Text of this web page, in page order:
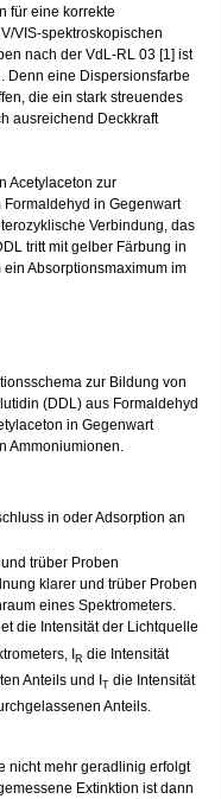
für eine korrekte
VIS-spektroskopischen
nach der VdL-RL 03 [1] ist
Denn eine Dispersionsfarbe
die ein stark streuendes
ausreichend Deckkraft
Acetylaceton zur
in Gegenwart
Verbindung, das
tritt mit gelber Färbung in
Absorptionsmaximum im
zur Bildung von
(DDL) aus Formaldehyd
in Gegenwart
Ammoniumionen.
in oder Adsorption an
klarer und trüber Proben
eines Spektrometers.
die Intensität der Lichtquelle
IR die Intensität
Anteils und I
T die Intensität
Anteils.
nicht mehr geradlinig erfolgt
Extinktion ist dann